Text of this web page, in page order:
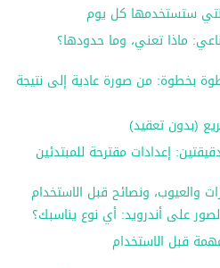
ستستخدمها كل يوم
ماذا تعني، وما حدودها؟
بخطوة: من صورة عادية إلى نتيجة
(بدون تعقيد)
إعدادات مقترحة للمبتدئين
والعيوب، ونصائح قبل الاستخدام
على أندرويد: أي نوع يناسبك؟
قبل الاستخدام